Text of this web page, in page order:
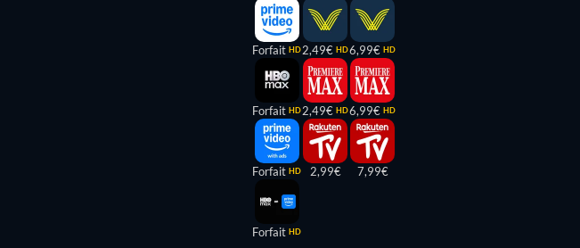
Forfait HD
Forfait HD
Forfait HD
Forfait HD
2,49€ HD
2,49€ HD
2,99€
6,99€ HD
6,99€ HD
7,99€